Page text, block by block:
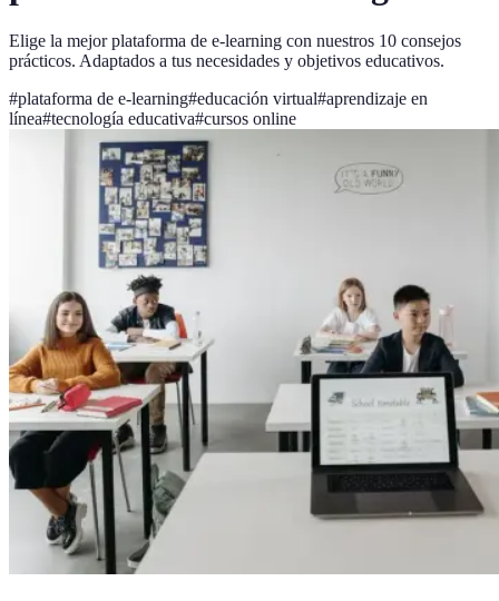
Elige la mejor plataforma de e-learning con nuestros 10 consejos
prácticos. Adaptados a tus necesidades y objetivos educativos.
#plataforma de e-learning#educación virtual#aprendizaje en
línea#tecnología educativa#cursos online